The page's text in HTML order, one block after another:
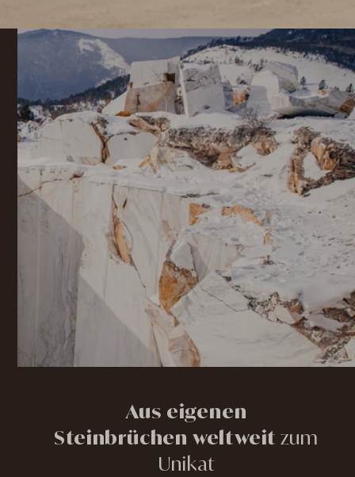
Aus eigenen
Steinbrüchen weltweit zum
Unikat